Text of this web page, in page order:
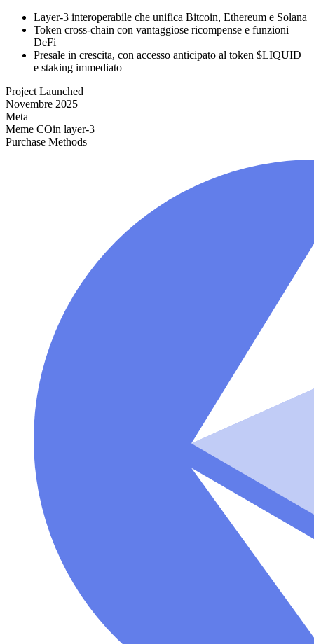
Layer-3 interoperabile che unifica Bitcoin, Ethereum e Solana
Token cross-chain con vantaggiose ricompense e funzioni
DeFi
Presale in crescita, con accesso anticipato al token $LIQUID
e staking immediato
Project Launched
Novembre 2025
Meta
Meme COin layer-3
Purchase Methods